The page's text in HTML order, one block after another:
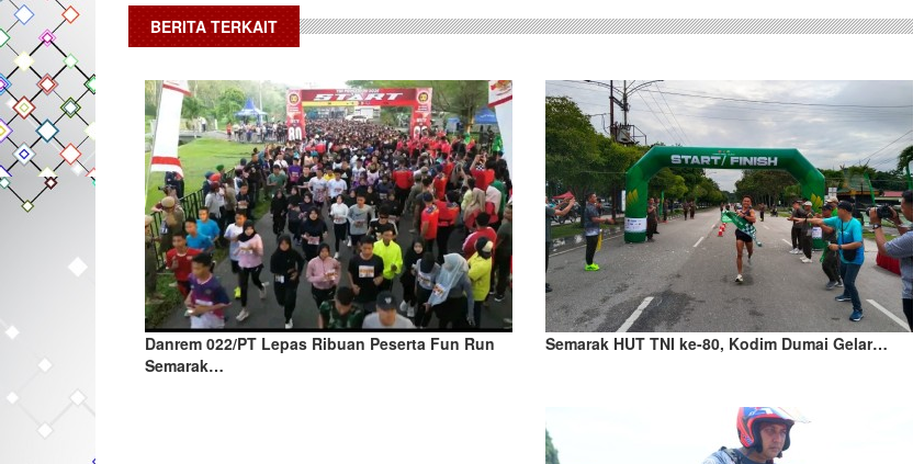
BERITA TERKAIT
Danrem 022/PT Lepas Ribuan Peserta Fun Run
Semarak…
Semarak HUT TNI ke-80, Kodim Dumai Gelar…